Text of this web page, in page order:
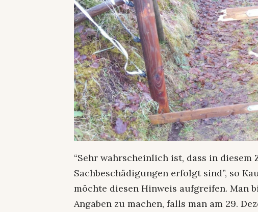
“Sehr wahrscheinlich ist, dass in diesem
Sachbeschädigungen erfolgt sind”, so
möchte diesen Hinweis aufgreifen. Man
Angaben zu machen, falls man am 29.